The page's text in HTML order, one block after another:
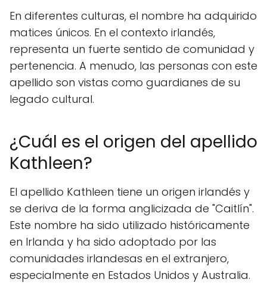
En diferentes culturas, el nombre ha adquirido
matices únicos. En el contexto irlandés,
representa un fuerte sentido de comunidad y
pertenencia. A menudo, las personas con este
apellido son vistas como guardianes de su
legado cultural.
¿Cuál es el origen del apellido
Kathleen?
El apellido Kathleen tiene un origen irlandés y
se deriva de la forma anglicizada de "Caitlín".
Este nombre ha sido utilizado históricamente
en Irlanda y ha sido adoptado por las
comunidades irlandesas en el extranjero,
especialmente en Estados Unidos y Australia.